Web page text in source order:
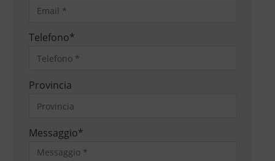
Telefono*
Provincia
Messaggio*